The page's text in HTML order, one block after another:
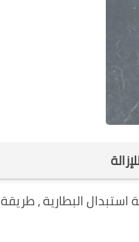
البطارية ، طريقة